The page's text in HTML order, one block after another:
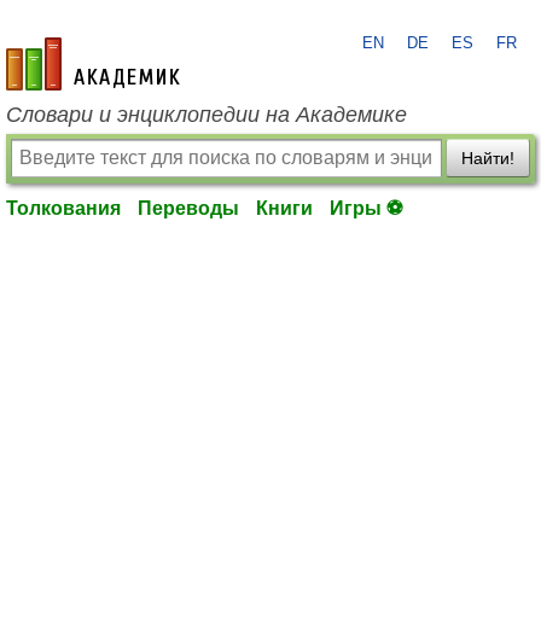
academic.ru
EN DE ES FR
Словари и энциклопедии на Академике
Найти!
Толкования Переводы Книги Игры ⚽